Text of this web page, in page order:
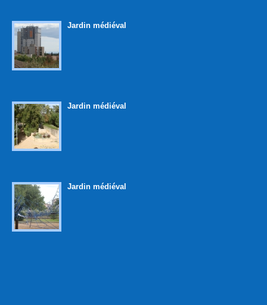
Jardin médiéval
Jardin médiéval
Jardin médiéval